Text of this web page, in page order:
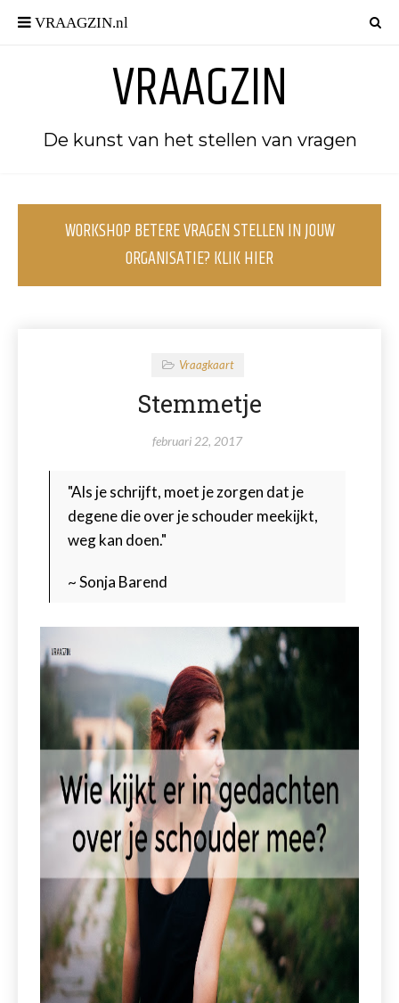
VRAAGZIN
De kunst van het stellen van vragen
WORKSHOP BETERE VRAGEN STELLEN IN JOUW
ORGANISATIE? KLIK HIER
Vraagkaart
Stemmetje
februari 22, 2017
"Als je schrijft, moet je zorgen dat je
degene die over je schouder meekijkt,
weg kan doen."
~ Sonja Barend